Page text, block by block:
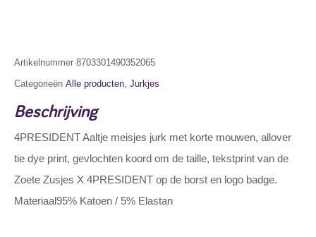
Artikelnummer 8703301490352065
Categorieën Alle producten, Jurkjes
Beschrijving
4PRESIDENT Aaltje meisjes jurk met korte mouwen, allover
tie dye print, gevlochten koord om de taille, tekstprint van de
Zoete Zusjes X 4PRESIDENT op de borst en logo badge.
Materiaal95% Katoen / 5% Elastan